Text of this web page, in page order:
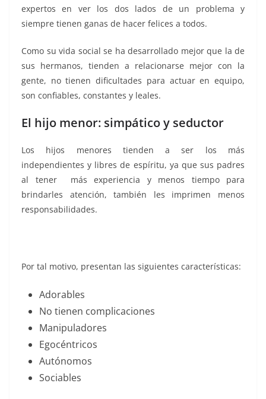
expertos en ver los dos lados de un problema y
siempre tienen ganas de hacer felices a todos.
Como su vida social se ha desarrollado mejor que la de
sus hermanos, tienden a relacionarse mejor con la
gente, no tienen dificultades para actuar en equipo,
son confiables, constantes y leales.
El hijo menor: simpático y seductor
Los hijos menores tienden a ser los más
independientes y libres de espíritu, ya que sus padres
al tener más experiencia y menos tiempo para
brindarles atención, también les imprimen menos
responsabilidades.
Por tal motivo, presentan las siguientes características:
Adorables
No tienen complicaciones
Manipuladores
Egocéntricos
Autónomos
Sociables